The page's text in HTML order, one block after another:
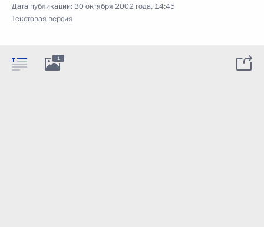
Дата публикации:30 октября 2002 года, 14:45
Текстовая версия
1